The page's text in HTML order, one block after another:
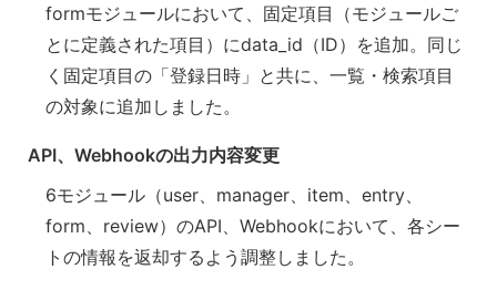
formモジュールにおいて、固定項目（モジュールご
とに定義された項目）にdata_id（ID）を追加。同じ
く固定項目の「登録日時」と共に、一覧・検索項目
の対象に追加しました。
API、Webhookの出力内容変更
6モジュール（user、manager、item、entry、
form、review）のAPI、Webhookにおいて、各シー
トの情報を返却するよう調整しました。